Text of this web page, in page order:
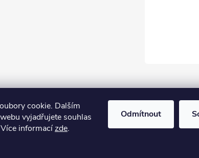
cookie. Dalším
vyjadřujete souhlas
informacízde.
Odmítnout
cookies